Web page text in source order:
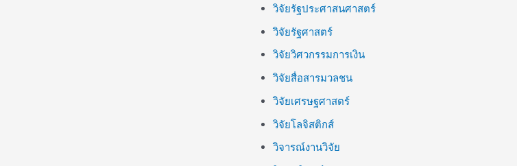
วิจัยรัฐประศาสนศาสตร์
วิจัยรัฐศาสตร์
วิจัยวิศวกรรมการเงิน
วิจัยสื่อสารมวลชน
วิจัยเศรษฐศาสตร์
วิจัยโลจิสติกส์
วิจารณ์งานวิจัย